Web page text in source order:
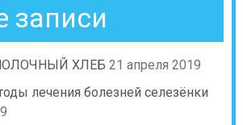
записи
ХЛЕБ 21 апреля 2019
лечения болезней селезёнки